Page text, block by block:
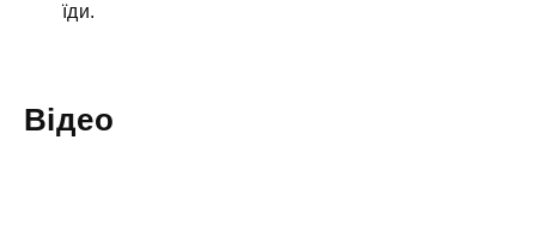
їди.
Відео